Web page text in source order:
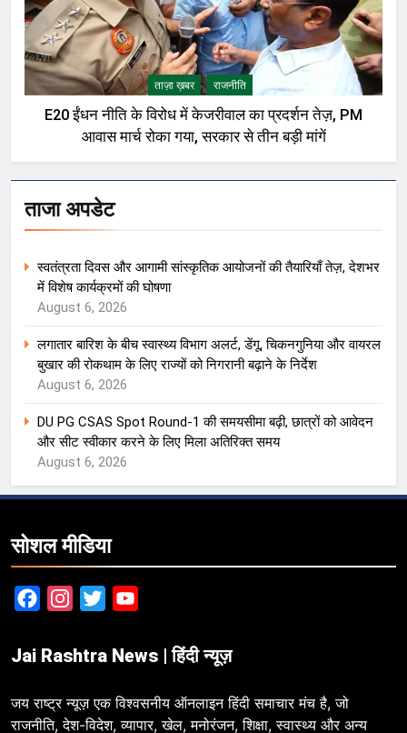
ताज़ा ख़बर राजनीति
E20 ईंधन नीति के विरोध में केजरीवाल का प्रदर्शन तेज़, PM
आवास मार्च रोका गया, सरकार से तीन बड़ी मांगें
ताजा अपडेट
स्वतंत्रता दिवस और आगामी सांस्कृतिक आयोजनों की तैयारियाँ तेज़, देशभर
में विशेष कार्यक्रमों की घोषणा
August 6, 2026
लगातार बारिश के बीच स्वास्थ्य विभाग अलर्ट, डेंगू, चिकनगुनिया और वायरल
बुखार की रोकथाम के लिए राज्यों को निगरानी बढ़ाने के निर्देश
August 6, 2026
DU PG CSAS Spot Round-1 की समयसीमा बढ़ी, छात्रों को आवेदन
और सीट स्वीकार करने के लिए मिला अतिरिक्त समय
August 6, 2026
सोशल मीडिया
FacebookInstagram
Twitter
Jai Rashtra News | हिंदी न्यूज़
जय राष्ट्र न्यूज़ एक विश्वसनीय ऑनलाइन हिंदी समाचार मंच है, जो
राजनीति, देश-विदेश, व्यापार, खेल, मनोरंजन, शिक्षा, स्वास्थ्य और अन्य